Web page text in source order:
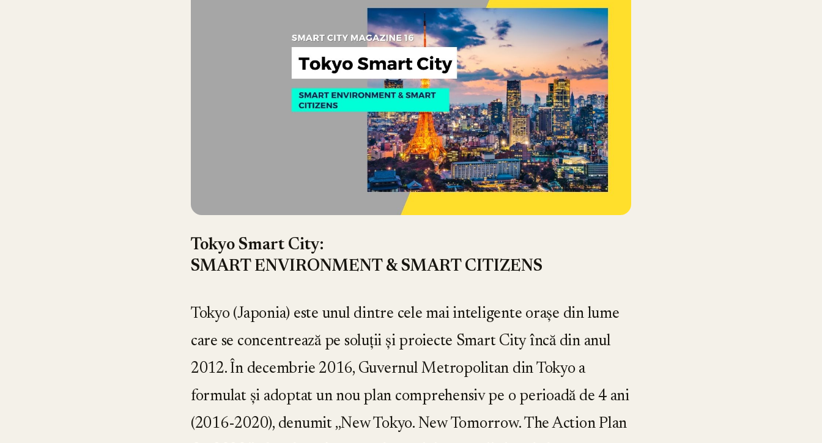
Tokyo Smart City:
SMART ENVIRONMENT & SMART CITIZENS
Tokyo (Japonia) este unul dintre cele mai inteligente orașe din lume
care se concentrează pe soluții și proiecte Smart City încă din anul
2012. În decembrie 2016, Guvernul Metropolitan din Tokyo a
formulat și adoptat un nou plan comprehensiv pe o perioadă de 4 ani
(2016-2020), denumit „New Tokyo. New Tomorrow. The Action Plan